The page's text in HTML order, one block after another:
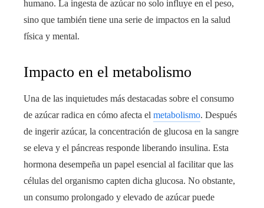
humano. La ingesta de azúcar no solo influye en el peso,
sino que también tiene una serie de impactos en la salud
física y mental.
Impacto en el metabolismo
Una de las inquietudes más destacadas sobre el consumo
de azúcar radica en cómo afecta el metabolismo. Después
de ingerir azúcar, la concentración de glucosa en la sangre
se eleva y el páncreas responde liberando insulina. Esta
hormona desempeña un papel esencial al facilitar que las
células del organismo capten dicha glucosa. No obstante,
un consumo prolongado y elevado de azúcar puede